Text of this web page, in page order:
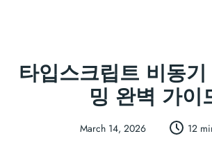
타입스크립트 비동
밍 완벽 가이
March 14, 2026 12